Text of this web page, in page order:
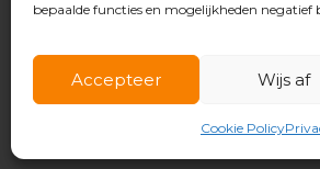
bepaalde functies en mogelijkheden negatief
Accepteer Wijs af
Cookie Policy
© 2026 Hollandsche Golfclub